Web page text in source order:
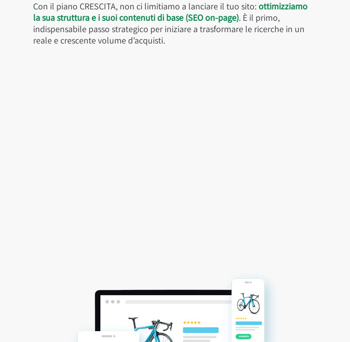
Con il piano CRESCITA, non ci limitiamo a lanciare il tuo sito: ottimizziamo
la sua struttura e i suoi contenuti di base (SEO on-page). È il primo,
indispensabile passo strategico per iniziare a trasformare le ricerche in un
reale e crescente volume d’acquisti.